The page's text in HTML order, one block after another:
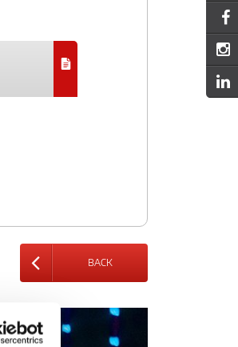
BACK